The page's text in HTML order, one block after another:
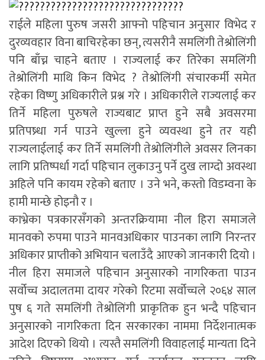
राईले महिला पुरुष जसरी आफ्नो पहिचान अनुसार विभेद र
दुरव्यवहार विना बाचिरहेका छन्, त्यसरीनै समलिंगी तेश्रोलिंगी
पनि बाँच्न चाहने बताए । राज्यलाई कर तिरेका समलिंगी
तेश्रोलिंगी माथि किन विभेद ? तेश्रोलिंगी संचारकर्मी समेत
रहेका विष्णु अधिकारीले प्रश्न गरे । अधिकारीले राज्यलाई कर
तिर्ने महिला पुरुषले राज्यबाट प्राप्त हुने सबै अवसरमा
प्रतिपष्र्धा गर्न पाउने खुल्ला हुने व्यवस्था हुने तर यही
राज्यलाईलाई कर तिर्ने समलिंगी तेश्रोलिंगीले अवसर लिनका
लागि प्रतिष्पर्धा गर्दा पहिचान लुकाउनु पर्ने दुख लाग्दो अवस्था
अहिले पनि कायम रहेको बताए । उने भने, कस्तो विडम्वना के
हामी मान्छे होइनौ र ।
काभ्रेका पत्रकारसँगको अन्तरक्रियामा नील हिरा समाजले
मानवको रुपमा पाउने मानवअधिकार पाउनका लागि निरन्तर
अधिकार प्राप्तीको अभियान चलाउँदै आएको जानकारी दियो ।
नील हिरा समाजले पहिचान अनुसारको नागरिकता पाउन
सर्वोच्च अदालतमा दायर गरेको रिटमा सर्वोच्चले २०६४ साल
पुष ६ गते समलिंगी तेश्रोलिंगी प्राकृतिक हुन भन्दै पहिचान
अनुसारको नागरिकता दिन सरकारका नाममा निर्देशनात्मक
आदेश दिएको थियो । त्यस्तै समलिंगी विवाहलाई मान्यता दिने